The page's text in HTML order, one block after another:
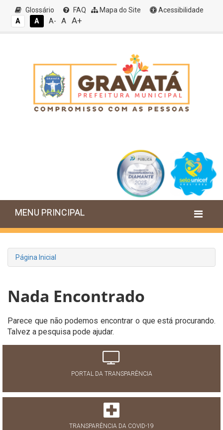
Glossário FAQ Mapa do Site
Acessibilidade
A
A A- A A+
MENU PRINCIPAL
Página Inicial
Nada Encontrado
Parece que não podemos encontrar o que está procurando.
Talvez a pesquisa pode ajudar.
PORTAL DA TRANSPARÊNCIA
TRANSPARÊNCIA DA COVID-19